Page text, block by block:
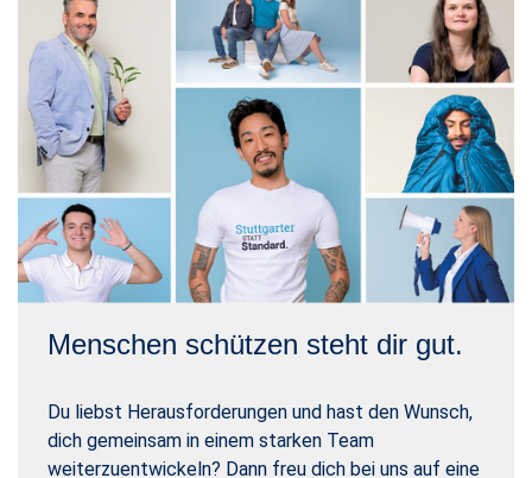
Menschen schützen steht dir gut.
Du liebst Herausforderungen und hast den Wunsch,
dich gemeinsam in einem starken Team
weiterzuentwickeln? Dann freu dich bei uns auf eine